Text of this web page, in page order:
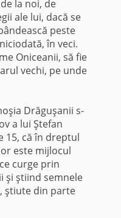
la noi, de
ale lui, dacă se
peste
în veci.
Oniceanii, să fie
vechi, pe unde
Drăguşanii s-
a lui Ştefan
15, că în dreptul
este mijlocul
curge prin
şi ştiind semnele
ştiute din parte